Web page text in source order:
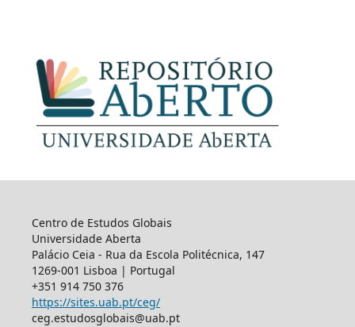
Centro de Estudos Globais
Universidade Aberta
Palácio Ceia - Rua da Escola Politécnica, 147
1269-001 Lisboa | Portugal
+351 914 750 376
https://sites.uab.pt/ceg/
ceg.estudosglobais@uab.pt